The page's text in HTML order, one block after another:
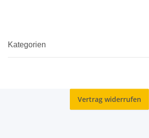
Kategorien
Vertrag widerrufen